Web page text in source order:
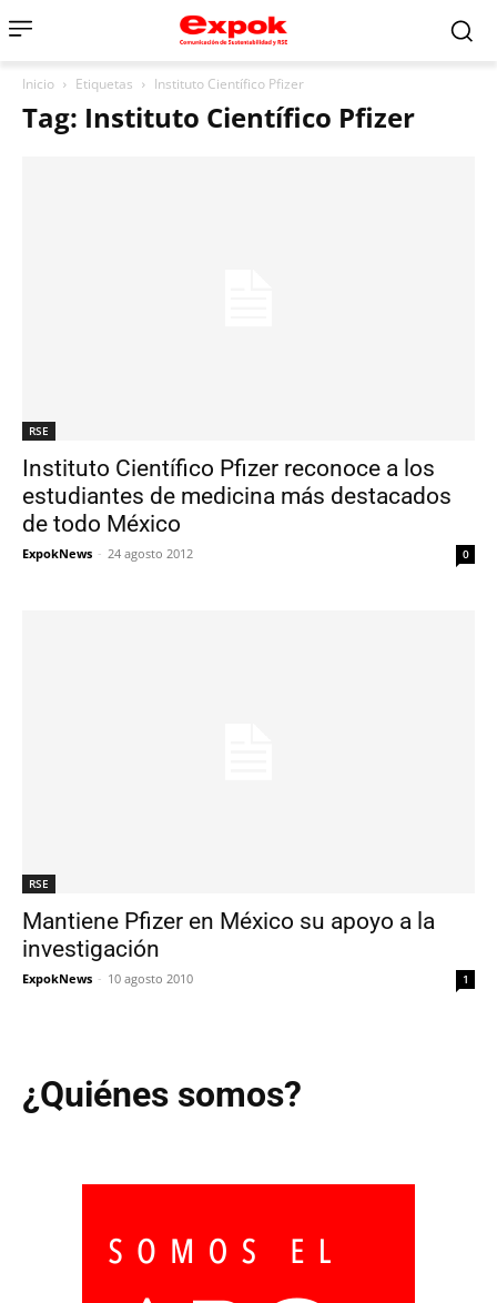
Inicio Etiquetas Instituto Científico Pfizer
Tag: Instituto Científico Pfizer
RSE
Instituto Científico Pfizer reconoce a los
estudiantes de medicina más destacados
de todo México
ExpokNews - 24 agosto 2012 0
RSE
Mantiene Pfizer en México su apoyo a la
investigación
ExpokNews - 10 agosto 2010 1
¿Quiénes somos?